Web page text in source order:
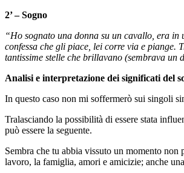
2’ – Sogno
“Ho sognato una donna su un cavallo, era in
confessa che gli piace, lei corre via e piange.
tantissime stelle che brillavano (sembrava un
Analisi e interpretazione dei significati del
In questo caso non mi soffermerò sui singoli
Tralasciando la possibilità di essere stata
può essere la seguente.
Sembra che tu abbia vissuto un momento
lavoro, la famiglia, amori e amicizie; anche